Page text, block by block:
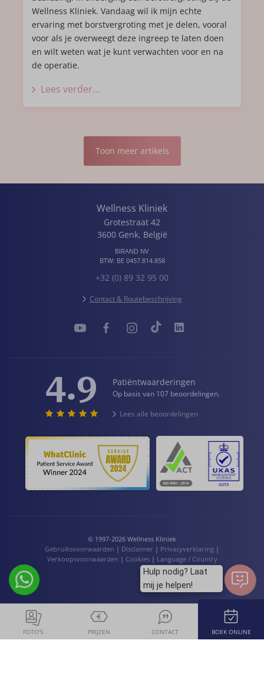
Hou het verband zeker 2 weken aan.
Neem preventief pijnmedicatie.
Rust zoveel mogelijk, jezelf forceren heeft geen zin.
borstvergroting
geen spijt van krijgen!
Wellness Kliniek. Vandaag wil ik mijn echte
ervaring met borstvergroting met je delen, vooral
voor als je overweegt deze ingreep te laten doen
en wilt weten wat je kunt verwachten voor en na
de operatie.
Lees verder...
Toon meer artikels
Wellness Kliniek
Grotestraat 42
3600 Genk, België
BIRAND NV
BTW: BE 0457.814.858
+32 (0) 89 32 95 00
Contact & Routebeschrijving
4.9 Patiëntwaarderingen
Op basis van 107 beoordelingen.
Lees alle beoordelingen
© 1997-2026 Wellness Kliniek
Gebruiksvoorwaarden | Disclaimer | Privacyverklaring |
Verkoopsvoorwaarden | Cookies| Language / Country
FOTO'S PRIJZEN CONTACT BOEK ONLINE
Hulp nodig? Laat
mij je helpen!